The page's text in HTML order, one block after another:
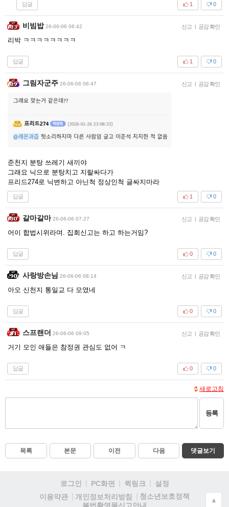
답글 0
1
비빔밥 26-06-06 06:42 신고 | 공감 확인
리박 ㅋㅋㅋㅋㅋㅋㅋㅋ
답글 0
1
그림자군주 26-06-06 06:47 신고 | 공감 확인
준천지 분탕 쓰레기 새끼야
그래요 닉으로 분탕치고 지랄싸다가
프리드274로 닉변하고 아닌척 정상인척 글싸지마라
답글 0
1
갈마갈마 26-06-06 07:27 신고 | 공감 확인
어이 합법시위라며. 집회신고는 하고 하는거임?
답글 0
0
사랑방손님 26-06-06 08:14 신고 | 공감 확인
아오 신천지 통일교 다 모였네
답글 0
0
스프랜더 26-06-06 09:05 신고 | 공감 확인
거기 모인 애들은 참정권 관심도 없어 ㅋ
답글 0
0
새로고침
등록
목록 본문 이전 다음 댓글보기
로그인 PC화면 퀵링크
설정
이용약관
개인정보처리방침
청소년보호정책
불법촬영물신고안내
▲